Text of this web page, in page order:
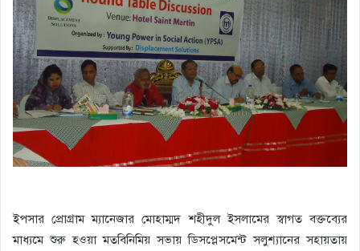
ইপসার প্রোগ্রাম ম্যানেজার মোহাম্মদ শহীদুল ইসলামের স্বাগত বক্তব্যের
মাধ্যমে শুরু হওয়া মতবিনিমিয় সভায় ডিসপ্লেসমেন্ট সলুশ্যানের সহায়তায়